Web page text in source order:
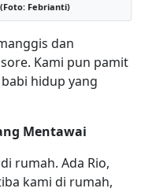
(Foto: Febrianti)
dan
Kami pun pamit
hidup yang
Mentawai
rumah. Ada Rio,
kami di rumah,